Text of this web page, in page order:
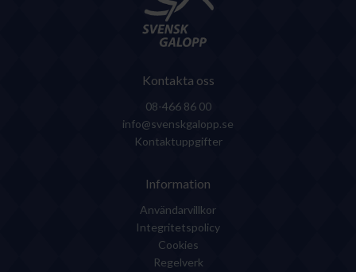
Kontakta oss
08-466 86 00
info@svenskgalopp.se
Kontaktuppgifter
Information
Användarvillkor
Integritetspolicy
Cookies
Regelverk